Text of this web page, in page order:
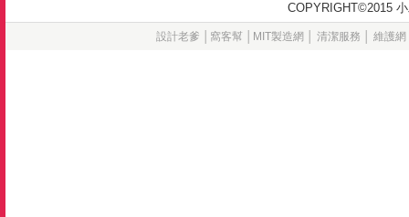
設計老爹 窩客幫│ MIT製造網 清潔服務 維護網